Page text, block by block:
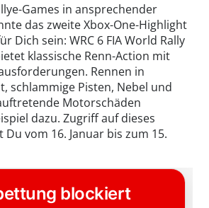
Games in ansprechender
das zweite Xbox-One-Highlight
Dich sein: WRC 6 FIA World Rally
klassische Renn-Action mit
Rennen in
schlammige Pisten, Nebel und
Motorschäden
dazu. Zugriff auf dieses
Du vom 16. Januar bis zum 15.